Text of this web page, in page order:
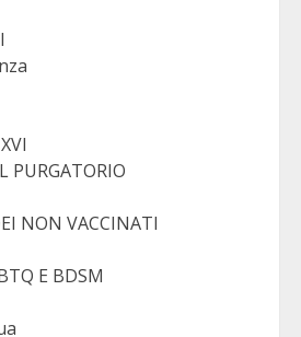
PURGATORIO
NON VACCINATI
E BDSM